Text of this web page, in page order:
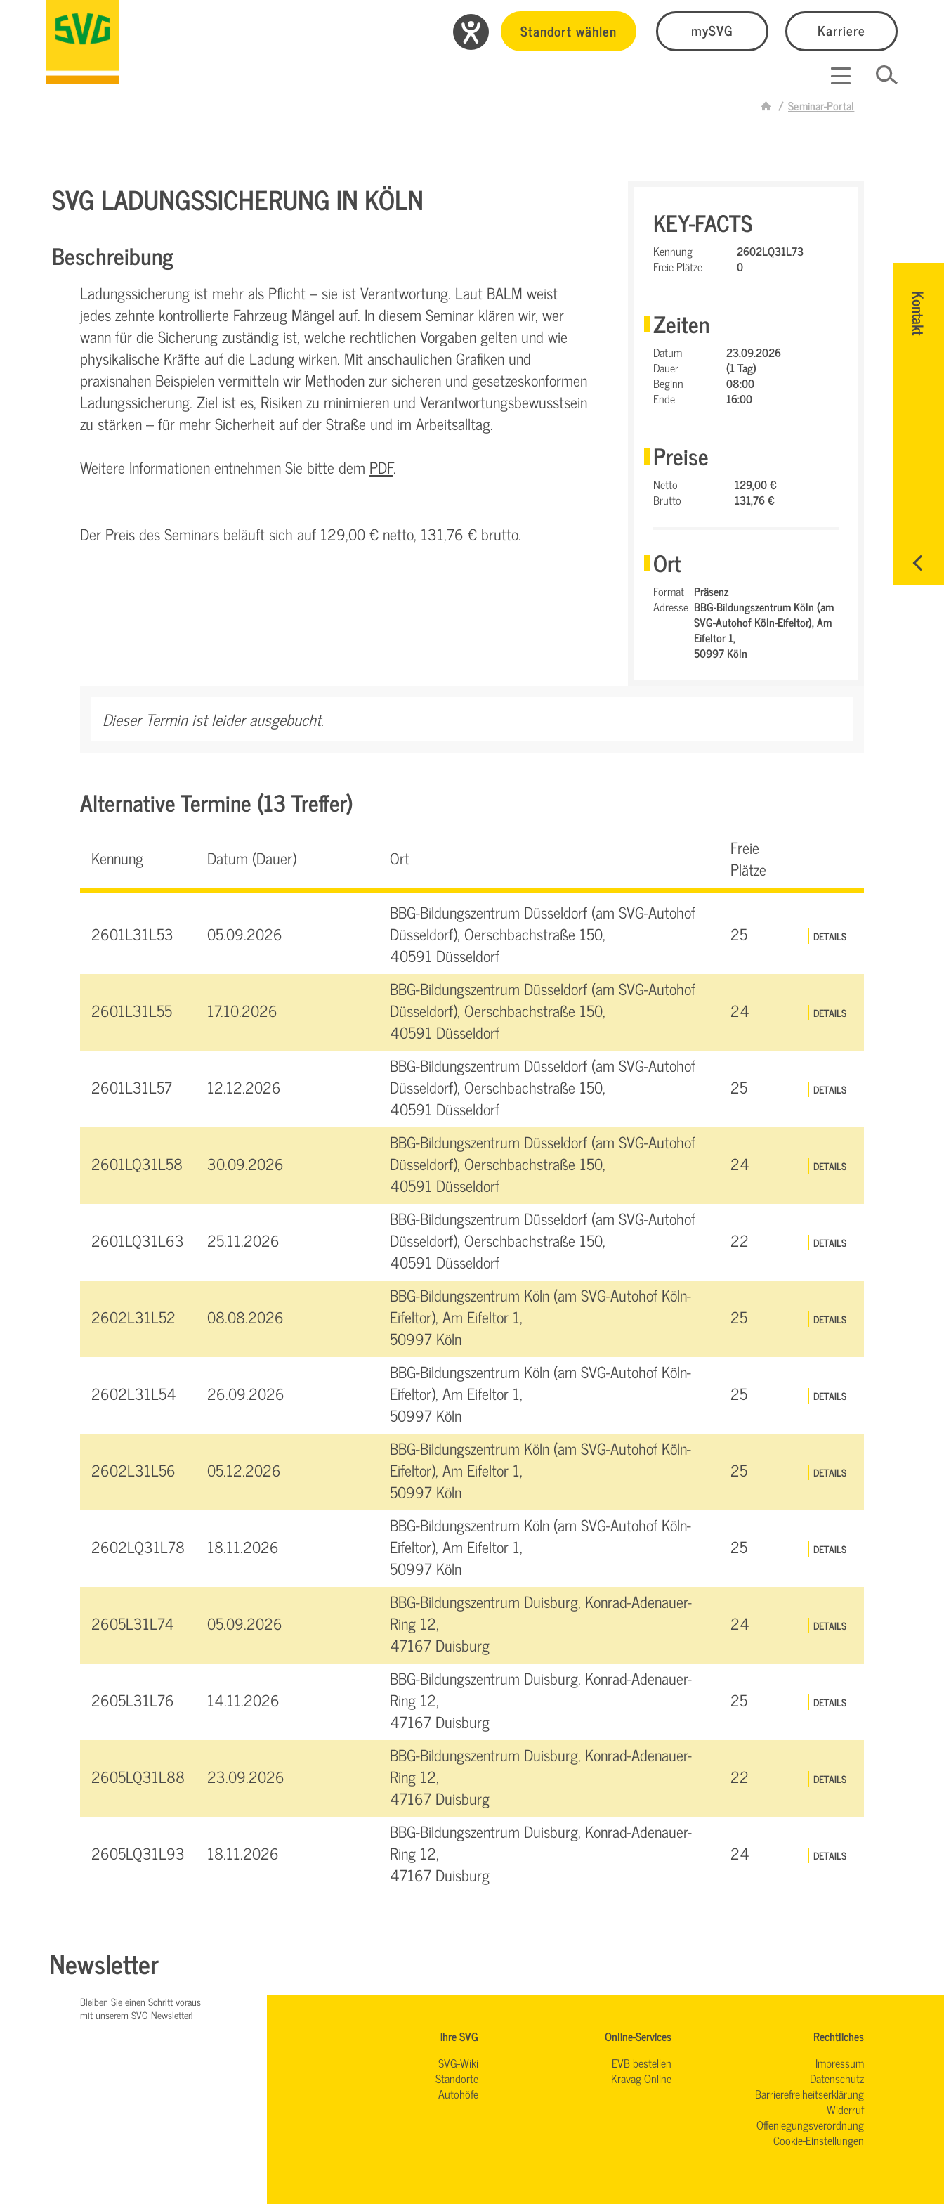
Standort wählen mySVG Karriere
Seminar-Portal
Kontakt
SVG LADUNGSSICHERUNG IN KÖLN
Beschreibung
Ladungssicherung ist mehr als Pflicht – sie ist Verantwortung. Laut BALM weist
jedes zehnte kontrollierte Fahrzeug Mängel auf. In diesem Seminar klären wir, wer
wann für die Sicherung zuständig ist, welche rechtlichen Vorgaben gelten und wie
physikalische Kräfte auf die Ladung wirken. Mit anschaulichen Grafiken und
praxisnahen Beispielen vermitteln wir Methoden zur sicheren und gesetzeskonformen
Ladungssicherung. Ziel ist es, Risiken zu minimieren und Verantwortungsbewusstsein
zu stärken – für mehr Sicherheit auf der Straße und im Arbeitsalltag.
Weitere Informationen entnehmen Sie bitte dem PDF.
Der Preis des Seminars beläuft sich auf 129,00 € netto, 131,76 € brutto.
KEY-FACTS
Kennung
2602LQ31L73
Freie Plätze
0
Zeiten
Datum
23.09.2026
Dauer
(1 Tag)
Beginn
08:00
Ende
16:00
Preise
Netto
129,00 €
Brutto
131,76 €
Ort
Format Präsenz
Adresse BBG-Bildungszentrum Köln (am
SVG-Autohof Köln-Eifeltor),Am
Eifeltor 1,
50997 Köln
Dieser Termin ist leider ausgebucht.
Alternative Termine (13 Treffer)
Kennung Datum (Dauer) Ort
Freie
Plätze
2601L31L53 05.09.2026
BBG-Bildungszentrum Düsseldorf (am SVG-Autohof
Düsseldorf), Oerschbachstraße 150,
40591 Düsseldorf
25 DETAILS
2601L31L55 17.10.2026
BBG-Bildungszentrum Düsseldorf (am SVG-Autohof
Düsseldorf), Oerschbachstraße 150,
40591 Düsseldorf
24 DETAILS
2601L31L57 12.12.2026
BBG-Bildungszentrum Düsseldorf (am SVG-Autohof
Düsseldorf), Oerschbachstraße 150,
40591 Düsseldorf
25 DETAILS
2601LQ31L58 30.09.2026
BBG-Bildungszentrum Düsseldorf (am SVG-Autohof
Düsseldorf), Oerschbachstraße 150,
40591 Düsseldorf
24 DETAILS
2601LQ31L63 25.11.2026
BBG-Bildungszentrum Düsseldorf (am SVG-Autohof
Düsseldorf), Oerschbachstraße 150,
40591 Düsseldorf
22 DETAILS
2602L31L52 08.08.2026
BBG-Bildungszentrum Köln (am SVG-Autohof Köln-
Eifeltor), Am Eifeltor 1,
50997 Köln
25 DETAILS
2602L31L54 26.09.2026
BBG-Bildungszentrum Köln (am SVG-Autohof Köln-
Eifeltor), Am Eifeltor 1,
50997 Köln
25 DETAILS
2602L31L56 05.12.2026
BBG-Bildungszentrum Köln (am SVG-Autohof Köln-
Eifeltor), Am Eifeltor 1,
50997 Köln
25 DETAILS
2602LQ31L78 18.11.2026
BBG-Bildungszentrum Köln (am SVG-Autohof Köln-
Eifeltor), Am Eifeltor 1,
50997 Köln
25 DETAILS
2605L31L74 05.09.2026
BBG-Bildungszentrum Duisburg, Konrad-Adenauer-
Ring 12,
47167 Duisburg
24 DETAILS
2605L31L76 14.11.2026
BBG-Bildungszentrum Duisburg, Konrad-Adenauer-
Ring 12,
47167 Duisburg
25 DETAILS
2605LQ31L88 23.09.2026
BBG-Bildungszentrum Duisburg, Konrad-Adenauer-
Ring 12,
47167 Duisburg
22 DETAILS
2605LQ31L93 18.11.2026
BBG-Bildungszentrum Duisburg, Konrad-Adenauer-
Ring 12,
47167 Duisburg
24 DETAILS
Newsletter
Bleiben Sie einen Schritt voraus
mit unserem SVG Newsletter!
Ihre SVG
SVG-Wiki
Standorte
Autohöfe
Online-Services
EVB bestellen
Kravag-Online
Rechtliches
Impressum
Datenschutz
Barrierefreiheitserklärung
Widerruf
Offenlegungsverordnung
Cookie-Einstellungen